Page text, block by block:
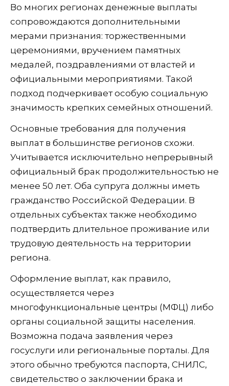
Во многих регионах денежные выплаты
сопровождаются дополнительными
мерами признания: торжественными
церемониями, вручением памятных
медалей, поздравлениями от властей и
официальными мероприятиями. Такой
подход подчеркивает особую социальную
значимость крепких семейных отношений.
Основные требования для получения
выплат в большинстве регионов схожи.
Учитывается исключительно непрерывный
официальный брак продолжительностью не
менее 50 лет. Оба супруга должны иметь
гражданство Российской Федерации. В
отдельных субъектах также необходимо
подтвердить длительное проживание или
трудовую деятельность на территории
региона.
Оформление выплат, как правило,
осуществляется через
многофункциональные центры (МФЦ) либо
органы социальной защиты населения.
Возможна подача заявления через
госуслуги или региональные порталы. Для
этого обычно требуются паспорта, СНИЛС,
свидетельство о заключении брака и